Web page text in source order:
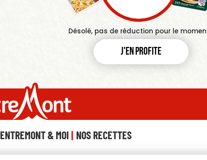
Désolé, pas de réduction pour le
J'en profite
ENTREMONT & MOI NOS RECETTES